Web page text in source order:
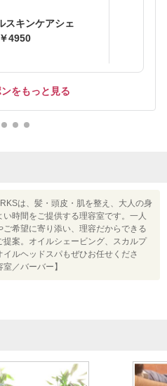
スキンケアシェ
4950
をもっと見る
は、髪・頭皮・肌を整え、大人の身
い時間をご提供する理容室です。一人
ご希望に寄り添い、理容だからできる
提案。オイルシェービング、スカルプ
イルヘッドスパもぜひお任せくださ
／バーバー】